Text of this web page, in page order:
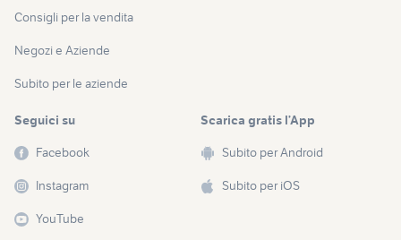
Consigli per la vendita
Negozi e Aziende
Subito per le aziende
Seguici su
Facebook
Instagram
YouTube
Scarica gratis l’App
Subito per Android
Subito per iOS